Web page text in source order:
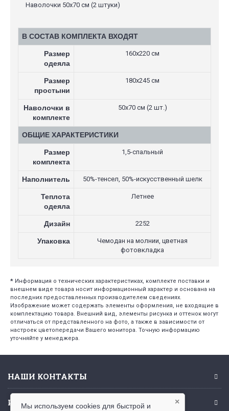
Наволочки 50х70 см (2 штуки)
В СОСТАВ КОМПЛЕКТА ВХОДЯТ
Размер
одеяла
160х220 см
Размер
простыни
180х245 см
Наволочки в
комплекте
50х70 см (2 шт.)
ОБЩИЕ ХАРАКТЕРИСТИКИ
Размер
комплекта
1,5-спальный
Наполнитель 50%-тенсел, 50%-искусственный шелк
Теплота
одеяла
Летнее
Дизайн 2252
Упаковка
Чемодан на молнии, цветная
фотовкладка
* Информация о технических характеристиках, комплекте поставки и
внешнем виде товара носит информационный характер и основана на
последних предоставленных производителем сведениях.
Изображение может содержать элементы оформления, не входящие в
комплектацию товара. Внешний вид, элементы рисунка и оттенок могут
отличаться от представленного на фото, а также в зависимости от
настроек цветопередачи Вашего монитора. Точную информацию
уточняйте у менеджера.
НАШИ КОНТАКТЫ
ИНФОРМАЦИЯ ×
Мы используем cookies для быстрой и